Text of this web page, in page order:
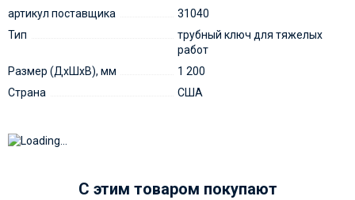
артикул поставщика
31040
Тип
трубный ключ для тяжелых
работ
Размер (ДxШxВ), мм
1 200
Страна
США
C этим товаром покупают